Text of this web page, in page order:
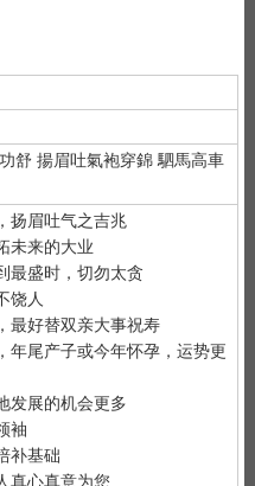
舒 揚眉吐氣袍穿錦 駟馬高車
扬眉吐气之吉兆
未来的大业
最盛时，切勿太贪
饶人
最好替双亲大事祝寿
年尾产子或今年怀孕，运势更
发展的机会更多
袖
补基础
真心真意为您
"大仙大仙、指点迷津"。
址；再请求需要指点的事
诚则灵，否则掷到笑杯的机率
上十一点前或者后，晚上十